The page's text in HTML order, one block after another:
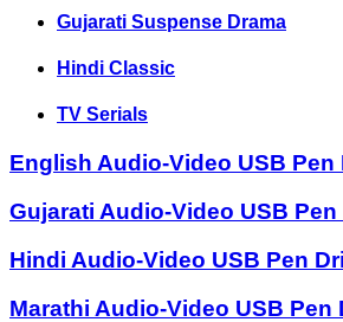
Gujarati Suspense Drama
Hindi Classic
TV Serials
English Audio-Video USB Pen
Gujarati Audio-Video USB Pen
Hindi Audio-Video USB Pen
Marathi Audio-Video USB Pen